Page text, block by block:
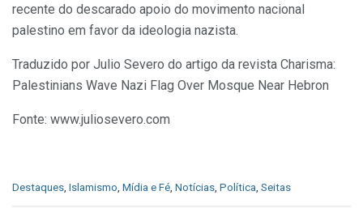
recente do descarado apoio do movimento nacional
palestino em favor da ideologia nazista.
Traduzido por Julio Severo do artigo da revista Charisma:
Palestinians Wave Nazi Flag Over Mosque Near Hebron
Fonte: www.juliosevero.com
C
Destaques Islamismo Mídia e Fé Notícias Política Seitas